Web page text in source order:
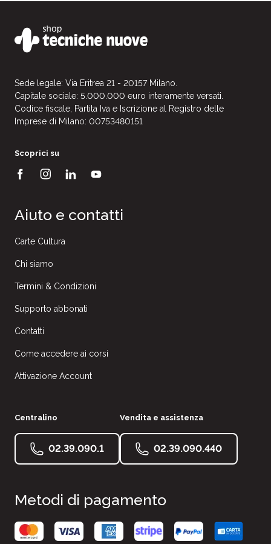
Sede legale: Via Eritrea 21 - 20157 Milano.
Capitale sociale: 5.000.000 euro interamente versati.
Codice fiscale, Partita Iva e Iscrizione al Registro delle
Imprese di Milano: 00753480151
Scoprici su
Aiuto e contatti
Carte Cultura
Chi siamo
Termini & Condizioni
Supporto abbonati
Contatti
Come accedere ai corsi
Attivazione Account
Centralino
02.39.090.1
Vendita e assistenza
02.39.090.440
Metodi di pagamento